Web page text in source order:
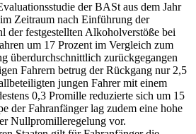
der BASt aus dem Jahr
Zeitraum nach Einführung der
der festgestellten Alkoholverstöße bei
um 17 Prozent im Vergleich zum
überdurchschnittlich zurückgegangen
Fahrern betrug der Rückgang nur 2,5
jungen Fahrer mit einem
0,3 Promille reduzierte sich um 15
der Fahranfänger lag zudem eine hohe
Nullpromilleregelung vor.